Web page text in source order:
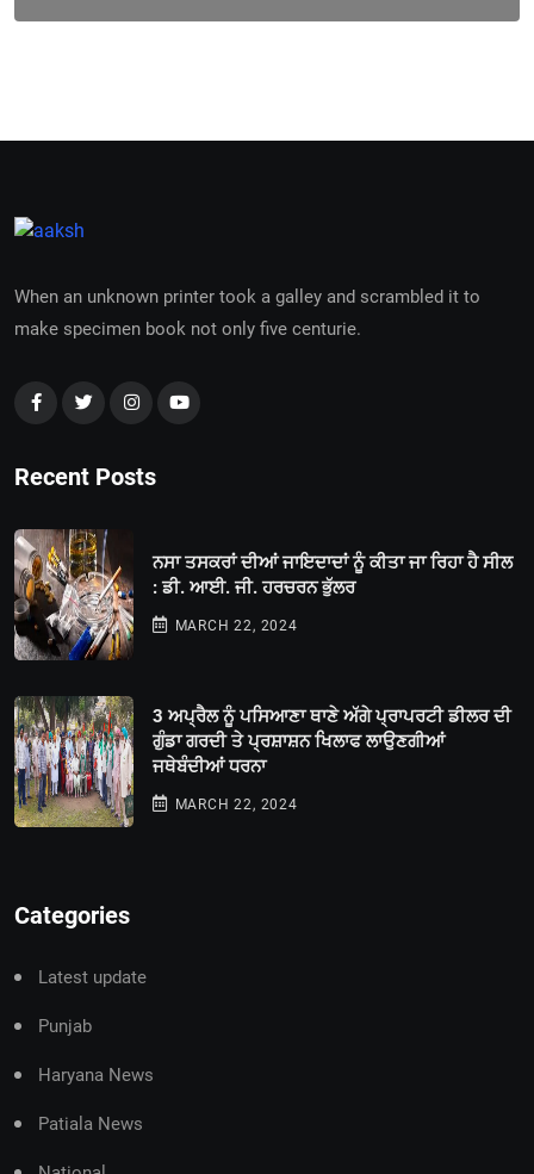
When an unknown printer took a galley and scrambled it to
make specimen book not only five centurie.
Recent Posts
ਨਸਾ ਤਸਕਰਾਂ ਦੀਆਂ ਜਾਇਦਾਦਾਂ ਨੂੰ ਕੀਤਾ ਜਾ ਰਿਹਾ ਹੈ ਸੀਲ
: ਡੀ. ਆਈ. ਜੀ. ਹਰਚਰਨ ਭੁੱਲਰ
MARCH 22, 2024
3 ਅਪ੍ਰੈਲ ਨੂੰ ਪਸਿਆਣਾ ਥਾਣੇ ਅੱਗੇ ਪ੍ਰਾਪਰਟੀ ਡੀਲਰ ਦੀ
ਗੁੰਡਾ ਗਰਦੀ ਤੇ ਪ੍ਰਸ਼ਾਸ਼ਨ ਖਿਲਾਫ ਲਾਉਣਗੀਆਂ
ਜਥੇਬੰਦੀਆਂ ਧਰਨਾ
MARCH 22, 2024
Categories
Latest update
Punjab
Haryana News
Patiala News